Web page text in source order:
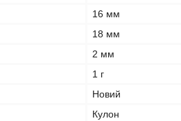
16 мм
18 мм
2 мм
1 г
Новий
Кулон